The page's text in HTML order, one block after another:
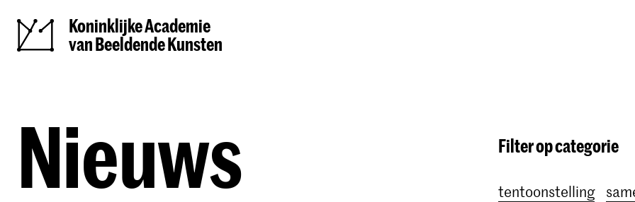
Koninklijke Academie
van Beeldende Kunsten
Nieuws Filter op categorie
tentoonstelling